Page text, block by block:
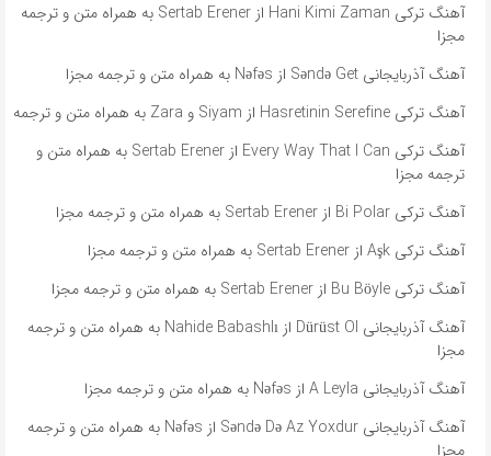
آهنگ ترکی Hani Kimi Zaman از Sertab Erener به همراه متن و ترجمه
مجزا
آهنگ آذربایجانی Səndə Get از Nəfəs به همراه متن و ترجمه مجزا
آهنگ ترکی Hasretinin Serefine از Siyam و Zara به همراه متن و ترجمه
آهنگ ترکی Every Way That I Can از Sertab Erener به همراه متن و
ترجمه مجزا
آهنگ ترکی Bi Polar از Sertab Erener به همراه متن و ترجمه مجزا
آهنگ ترکی Aşk از Sertab Erener به همراه متن و ترجمه مجزا
آهنگ ترکی Bu Böyle از Sertab Erener به همراه متن و ترجمه مجزا
آهنگ آذربایجانی Dürüst Ol از Nahide Babashlı به همراه متن و ترجمه
مجزا
آهنگ آذربایجانی A Leyla از Nəfəs به همراه متن و ترجمه مجزا
آهنگ آذربایجانی Səndə Də Az Yoxdur از Nəfəs به همراه متن و ترجمه
مجزا